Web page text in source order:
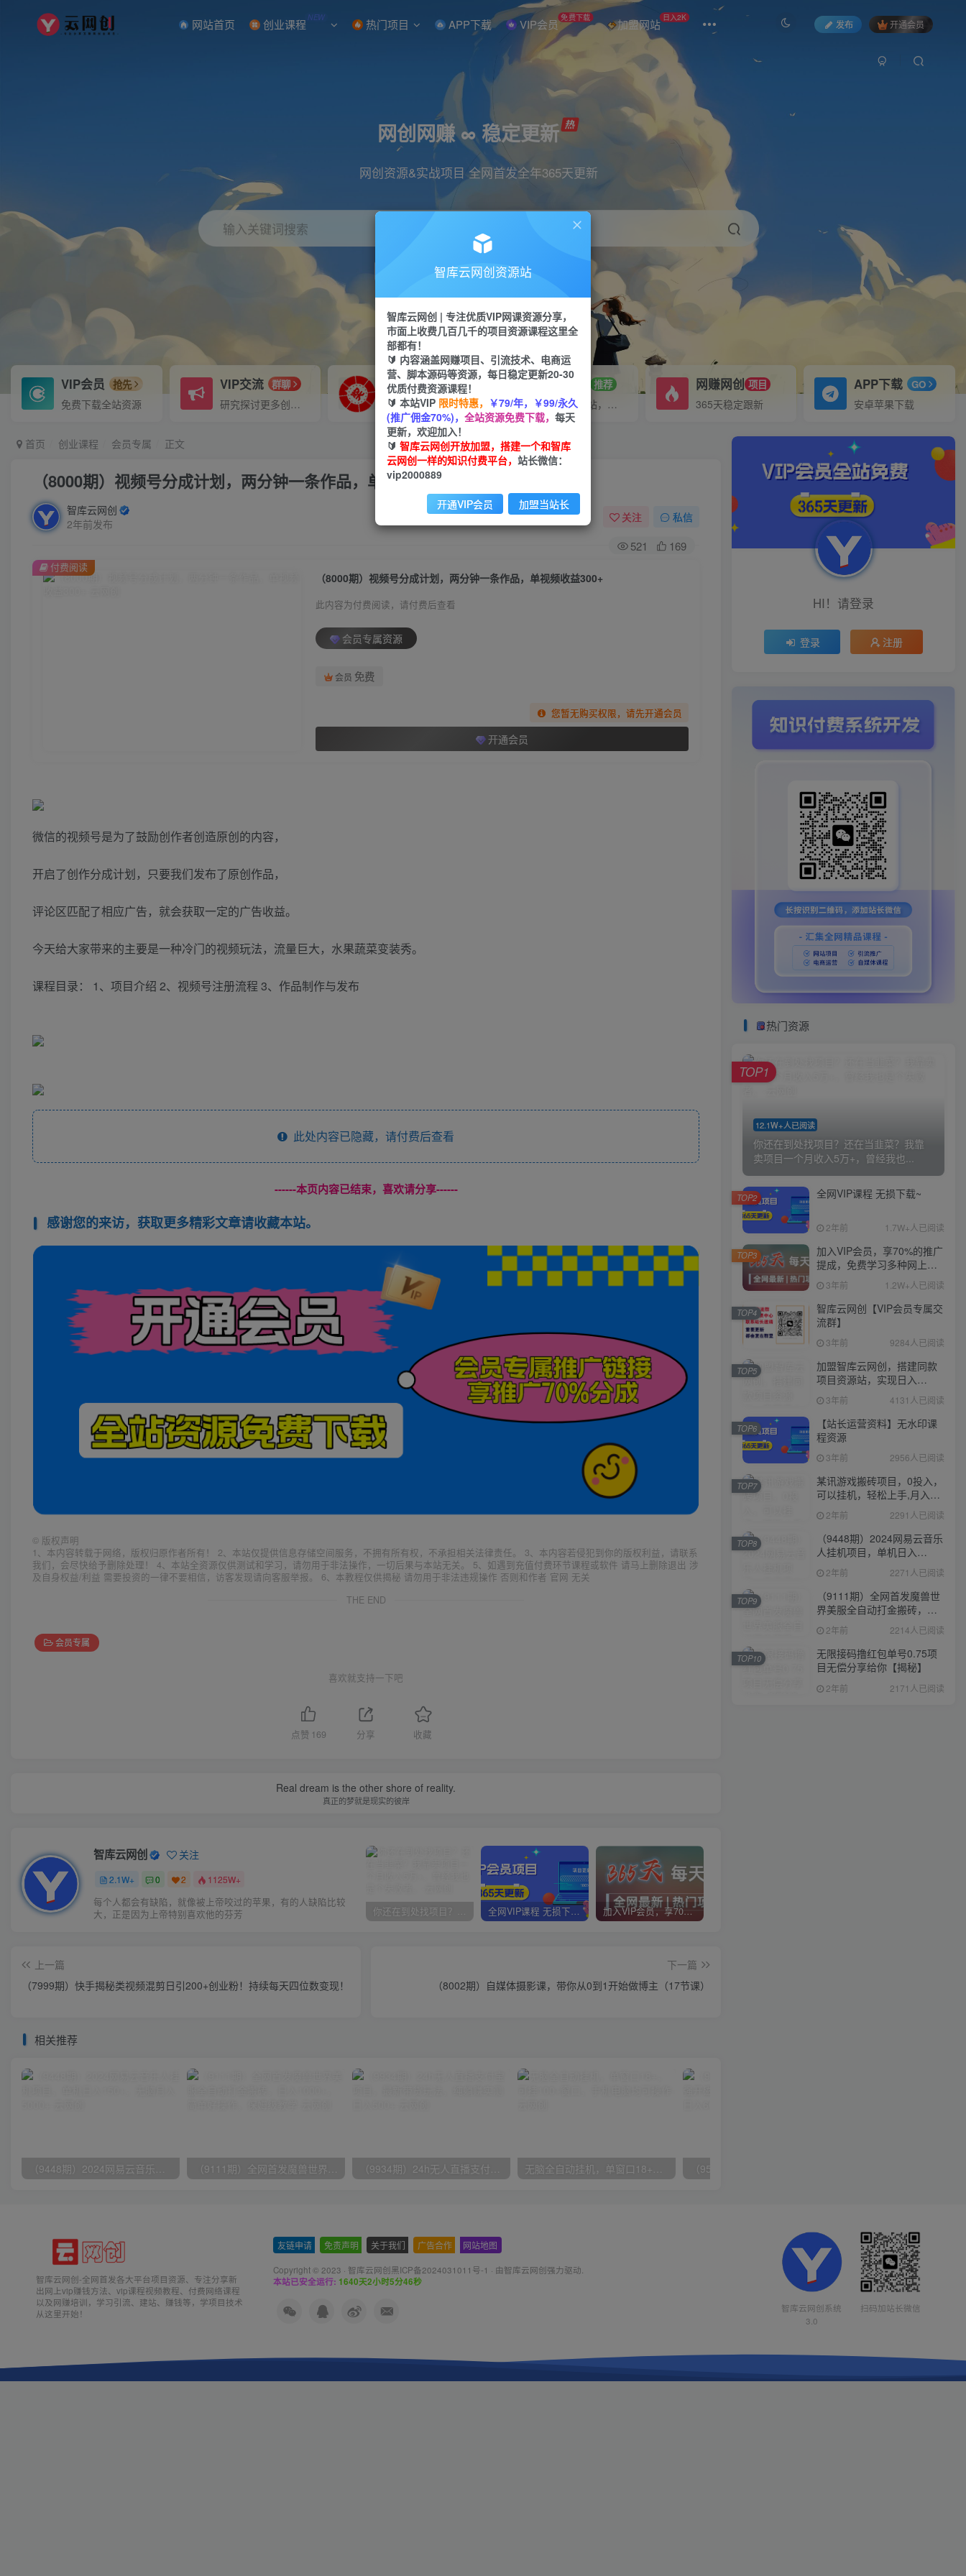
网站首页 创业课程 NEW 热门项目 APP下载 VIP会员 免费下载 加盟网站 日入2K
发布 开通会员
网创网赚 ∞ 稳定更新
网创资源&实战项目 全网首发全年365天更新
输入关键词搜索
直播 小红书 剪辑
VIP会员 抢先
免费下载全站资源
VIP交流 群聊
研究探讨更多创业项目路子。
VIP推广
70%分佣
会员专属推广链接
招募站长 推荐
搭建同款网站，自己当老板
网赚网创 项目
365天稳定跟新
APP下载 GO
安卓苹果下载
首页 创业课程 会员专属 正文
（8000期）视频号分成计划，两分钟一条作品，单视频收益300+
智库云网创
2年前发布
关注 私信
521 169
（8000期）视频号分成计划，两分钟一条作品，单视频收益300+
此内容为付费阅读，请付费后查看
会员专属资源
会员 免费
您暂无购买权限，请先开通会员
开通会员
付费阅读
微信的视频号是为了鼓励创作者创造原创的内容，
开启了创作分成计划，只要我们发布了原创作品，
评论区匹配了相应广告，就会获取一定的广告收益。
今天给大家带来的主要是一种冷门的视频玩法，流量巨大，水果蔬菜变装秀。
课程目录： 1、项目介绍 2、视频号注册流程 3、作品制作与发布
此处内容已隐藏，请付费后查看
------本页内容已结束，喜欢请分享------
感谢您的来访，获取更多精彩文章请收藏本站。
© 版权声明
1、本内容转载于网络，版权归原作者所有！ 2、本站仅提供信息存储空间服务，不拥有所有权，不承担相关法律责任。 3、本内容若侵犯到你的版权利益，请联系
我们，会尽快给予删除处理！ 4、本站全资源仅供测试和学习，请勿用于非法操作，一切后果与本站无关。 5、如遇到充值付费环节课程或软件 请马上删除退出 涉
及自身权益/利益 需要投资的一律不要相信，访客发现请向客服举报。 6、本教程仅供揭秘 请勿用于非法违规操作 否则和作者 官网 无关
THE END
会员专属
喜欢就支持一下吧
点赞 169 分享 收藏
Real dream is the other shore of reality.
真正的梦就是现实的彼岸
智库云网创 关注
2.1W+ 0 2 1125W+
每个人都会有缺陷，就像被上帝咬过的苹果，有的人缺陷比较
大，正是因为上帝特别喜欢他的芬芳
你还在到处找项目？还在当韭菜？我靠卖项目一个月收入5万+，曾经我也是个失败者。 全网VIP课程 无损下载~ 加入VIP会员，享70%的推广提成，免费学习多种网上创业课程，菜鸟秒变大神！
上一篇
（7999期）快手揭秘类视频混剪日引200+创业粉！持续每天四位数变现！
下一篇
（8002期）自媒体摄影课，带你从0到1开始做博主（17节课）
相关推荐
（9448期）2024网易云音乐人挂机项目，单机日入150+，无脑月入5000+ （9111期）全网首发魔兽世界美服全自动打金搬砖，日入1000+，简单好操作，保姆级教学 （9934期）24h无人直播支付宝项目，最新带货玩法，纯躺赚实测日入500+ 无脑全自动挂机，单窗口18+，可挂100+窗口，手机电脑均可操作
HI！请登录
登录 注册
热门资源
12.1W+人已阅读
你还在到处找项目？还在当韭菜？我靠
卖项目一个月收入5万+，曾经我也...
TOP1
全网VIP课程 无损下载~
2年前 1.7W+人已阅读
TOP2
加入VIP会员，享70%的推广
提成，免费学习多种网上创
业课程，菜鸟秒变大神！
3年前 1.2W+人已阅读
TOP3
智库云网创【VIP会员专属交
流群】
3年前 9284人已阅读
TOP4
加盟智库云网创，搭建同款
项目资源站，实现日入
2000+
3年前 4131人已阅读
TOP5
【站长运营资料】无水印课
程资源
3年前 2956人已阅读
TOP6
某讯游戏搬砖项目，0投入，
可以挂机，轻松上手,月入
3000+上不封顶
2年前 2291人已阅读
TOP7
（9448期）2024网易云音乐
人挂机项目，单机日入
150+，无脑月入5000+
2年前 2271人已阅读
TOP8
（9111期）全网首发魔兽世
界美服全自动打金搬砖，日
入1000+，简单好操作，保
姆级教学
2年前 2214人已阅读
TOP9
无限接码撸红包单号0.75项
目无偿分享给你【揭秘】
2年前 2171人已阅读
TOP10
智库云网创-全网首发各大平台项目资源、专注分享新
出网上vip赚钱方法、vip课程视频教程、付费网络课程
以及网赚培训，学习引流、建站、赚钱等，学项目技术
从这里开始！
友链申请 免责声明 关于我们 广告合作 网站地图
Copyright © 2023 · 智库云网创黑ICP备2024031011号-1 · 由智库云网创强力驱动.
本站已安全运行: 1640天2小时5分47秒
智库云网创系统
3.0
扫码加站长微信
智库云网创资源站
智库云网创 | 专注优质VIP网课资源分享，
市面上收费几百几千的项目资源课程这里全
部都有！
🔰 内容涵盖网赚项目、引流技术、电商运
营、脚本源码等资源，每日稳定更新20-30
优质付费资源课程！
🔰 本站VIP 限时特惠， ￥79/年，￥99/永久
(推广佣金70%)， 全站资源免费下载， 每天
更新，欢迎加入！
🔰 智库云网创开放加盟，搭建一个和智库
云网创一样的知识付费平台， 站长微信：
vip2000889
开通VIP会员 加盟当站长